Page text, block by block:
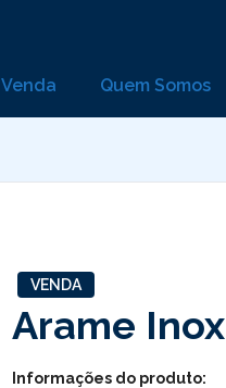
Venda Quem Somos
VENDA
Arame Inox
Informações do produto: